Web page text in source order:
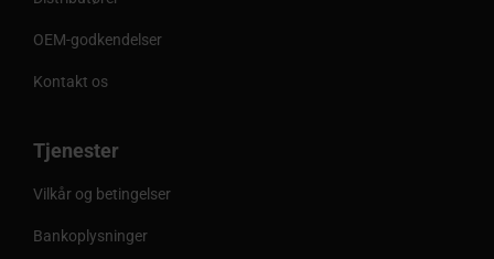
OEM-godkendelser
Kontakt os
Tjenester
Vilkår og betingelser
Bankoplysninger